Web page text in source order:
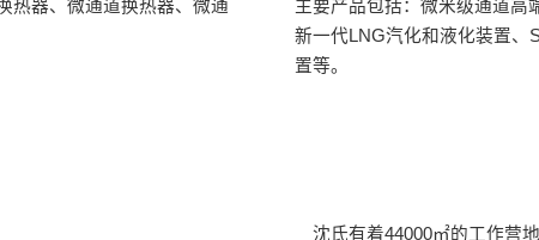
热器、微通道换热器、微通
主要产品包括：微米级通道高
新一代LNG汽化和液化装置、
置等。
沈氏有着44000㎡的工作营